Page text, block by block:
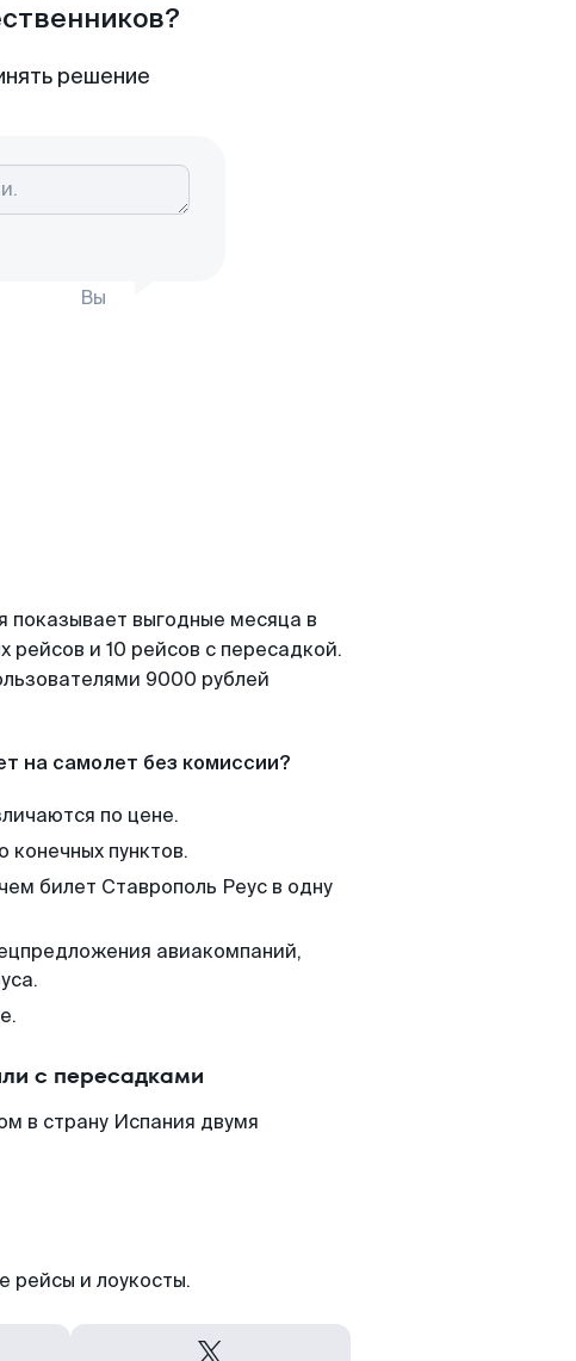
решение
Вы
показывает выгодные месяца в
и 10 рейсов с пересадкой.
9000 рублей
на самолет без комиссии?
по цене.
пунктов.
билет Ставрополь Реус в одну
авиакомпаний,
с пересадками
в страну Испания двумя
рейсы и лоукосты.